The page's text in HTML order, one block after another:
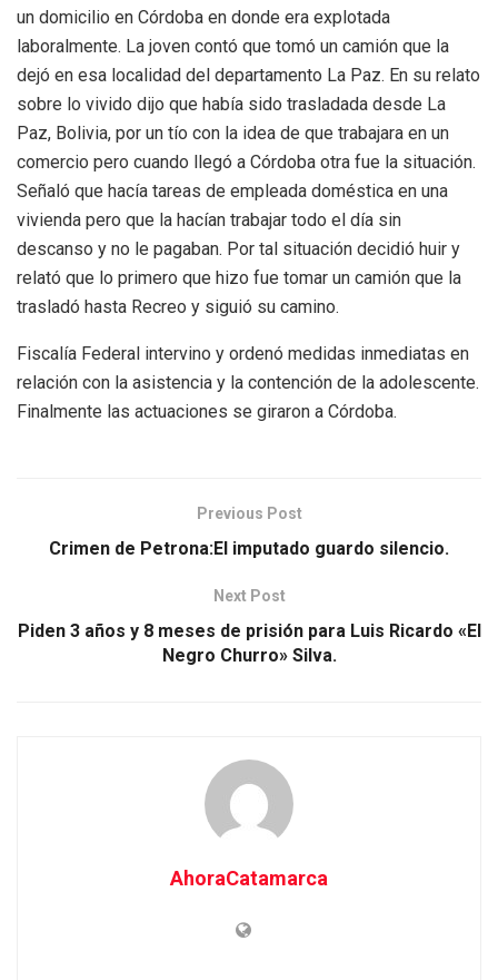
un domicilio en Córdoba en donde era explotada
laboralmente. La joven contó que tomó un camión que la
dejó en esa localidad del departamento La Paz. En su relato
sobre lo vivido dijo que había sido trasladada desde La
Paz, Bolivia, por un tío con la idea de que trabajara en un
comercio pero cuando llegó a Córdoba otra fue la situación.
Señaló que hacía tareas de empleada doméstica en una
vivienda pero que la hacían trabajar todo el día sin
descanso y no le pagaban. Por tal situación decidió huir y
relató que lo primero que hizo fue tomar un camión que la
trasladó hasta Recreo y siguió su camino.
Fiscalía Federal intervino y ordenó medidas inmediatas en
relación con la asistencia y la contención de la adolescente.
Finalmente las actuaciones se giraron a Córdoba.
Previous Post
Crimen de Petrona:El imputado guardo silencio.
Next Post
Piden 3 años y 8 meses de prisión para Luis Ricardo «El
Negro Churro» Silva.
AhoraCatamarca